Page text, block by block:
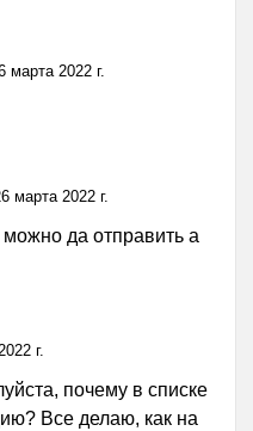
марта 2022 г.
марта 2022 г.
да отправить а
г.
почему в списке
Все делаю, как на